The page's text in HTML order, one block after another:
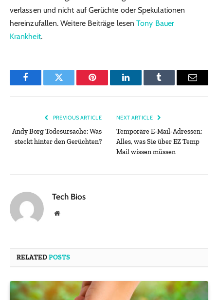
verlassen und nicht auf Gerüchte oder Spekulationen
hereinzufallen. Weitere Beiträge lesenTony Bauer
Krankheit.
FacebookTwitter Pinterest LinkedInTumblr Email
PREVIOUS ARTICLE
Andy Borg Todesursache: Was
steckt hinter den Gerüchten?
NEXT ARTICLE
Temporäre E-Mail-Adressen:
Alles, was Sie über EZ Temp
Mail wissen müssen
Tech Bios
Website
RELATEDPOSTS